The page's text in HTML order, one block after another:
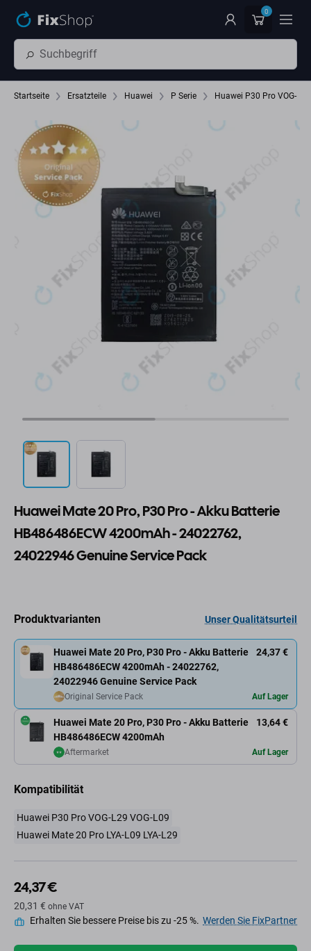
0
Startseite Ersatzteile Huawei P Serie Huawei P30 Pro VOG-
Huawei Mate 20 Pro, P30 Pro - Akku Batterie
HB486486ECW 4200mAh - 24022762,
24022946 Genuine Service Pack
Produktvarianten Unser Qualitätsurteil
Huawei Mate 20 Pro, P30 Pro - Akku Batterie
HB486486ECW 4200mAh - 24022762,
24022946 Genuine Service Pack
24,37 €
Original Service Pack Auf Lager
Huawei Mate 20 Pro, P30 Pro - Akku Batterie
HB486486ECW 4200mAh
13,64 €
Aftermarket Auf Lager
Kompatibilität
Huawei P30 Pro VOG-L29 VOG-L09
Huawei Mate 20 Pro LYA-L09 LYA-L29
24,37 €
20,31 € ohne VAT
Erhalten Sie bessere Preise bis zu -25 %. Werden Sie FixPartner